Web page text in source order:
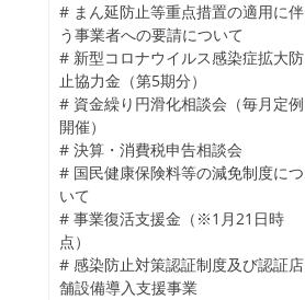
# まん延防止等重点措置の適用に伴
う事業者への要請について
# 新型コロナウイルス感染症拡大防
止協力金（第5期分）
# 資金繰り円滑化相談会（毎月定例
開催）
# 決算・消費税申告相談会
# 国民健康保険料等の減免制度につ
いて
# 事業復活支援金（※1月21日時
点）
# 感染防止対策認証制度及び認証店
舗設備導入支援事業